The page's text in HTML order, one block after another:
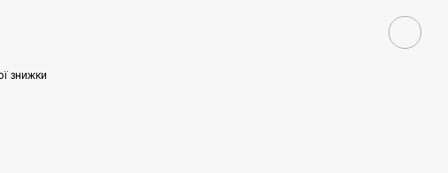
знижки